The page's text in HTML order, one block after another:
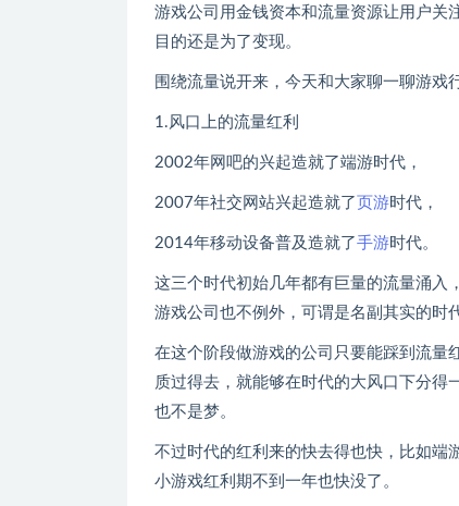
游戏公司用金钱资本和流量资源让用户关
目的还是为了变现。
围绕流量说开来，今天和大家聊一聊游戏
1.风口上的流量红利
2002年网吧的兴起造就了端游时代，
2007年社交网站兴起造就了页游时代，
2014年移动设备普及造就了手游时代。
这三个时代初始几年都有巨量的流量涌入
游戏公司也不例外，可谓是名副其实的时
在这个阶段做游戏的公司只要能踩到流量
质过得去，就能够在时代的大风口下分
也不是梦。
不过时代的红利来的快去得也快，比如端
小游戏红利期不到一年也快没了。